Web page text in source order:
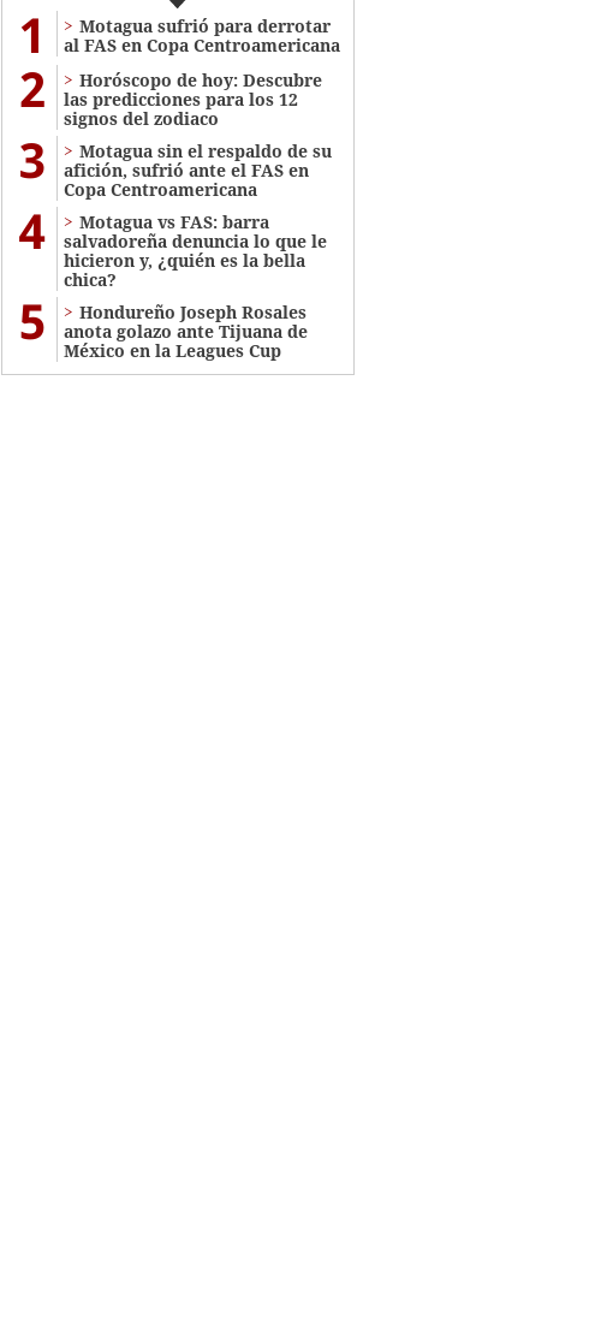
1
Motagua sufrió para derrotar
al FAS en Copa Centroamericana
2
Horóscopo de hoy: Descubre
las predicciones para los 12
signos del zodiaco
3
Motagua sin el respaldo de su
afición, sufrió ante el FAS en
Copa Centroamericana
4
Motagua vs FAS: barra
salvadoreña denuncia lo que le
hicieron y, ¿quién es la bella
chica?
5
Hondureño Joseph Rosales
anota golazo ante Tijuana de
México en la Leagues Cup